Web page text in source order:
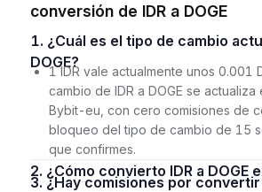
conversión de IDR a DOGE
1. ¿Cuál es el tipo de cambio actual de IDR a
DOGE?
1 IDR vale actualmente unos 0.001
cambio de IDR a DOGE se
Bybit-eu, con cero comisiones de
bloqueo del tipo de cambio de 15
que confirmes.
2. ¿Cómo convierto IDR a
3. ¿Hay comisiones por convertir IDR a